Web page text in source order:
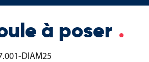
à poser
DIAM25